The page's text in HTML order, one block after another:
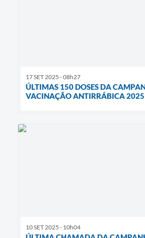
Diário Oficial
Contato
17 SET 2025 - 08h27
ÚLTIMAS 150 DOSES DA
VACINAÇÃO ANTIRRÁBICA 2025
10 SET 2025 - 10h04